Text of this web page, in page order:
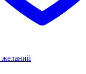
желаний